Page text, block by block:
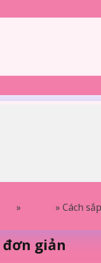
» » Cách
đơn giản